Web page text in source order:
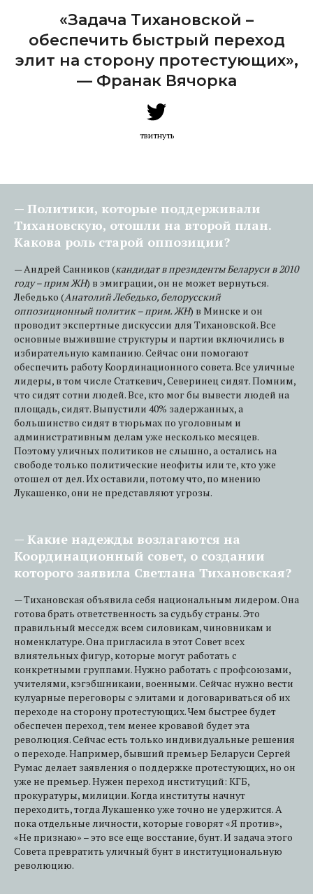
«Задача Тихановской –
обеспечить быстрый переход
элит на сторону протестующих»,
— Франак Вячорка
твитнуть
— Политики, которые поддерживали
Тихановскую, отошли на второй план.
Какова роль старой оппозиции?
— Андрей Санников (кандидат в президенты Беларуси в 2010
году – прим ЖН) в эмиграции, он не может вернуться.
Лебедько (Анатолий Лебедько, белорусский
оппозиционный политик – прим. ЖН) в Минске и он
проводит экспертные дискуссии для Тихановской. Все
основные выжившие структуры и партии включились в
избирательную кампанию. Сейчас они помогают
обеспечить работу Координационного совета. Все уличные
лидеры, в том числе Статкевич, Северинец сидят. Помним,
что сидят сотни людей. Все, кто мог бы вывести людей на
площадь, сидят. Выпустили 40% задержанных, а
большинство сидят в тюрьмах по уголовным и
административным делам уже несколько месяцев.
Поэтому уличных политиков не слышно, а остались на
свободе только политические неофиты или те, кто уже
отошел от дел. Их оставили, потому что, по мнению
Лукашенко, они не представляют угрозы.
— Какие надежды возлагаются на
Координационный совет, о создании
которого заявила Светлана Тихановская?
— Тихановская объявила себя национальным лидером. Она
готова брать ответственность за судьбу страны. Это
правильный месседж всем силовикам, чиновникам и
номенклатуре. Она пригласила в этот Совет всех
влиятельных фигур, которые могут работать с
конкретными группами. Нужно работать с профсоюзами,
учителями, кэгэбшникаии, военными. Сейчас нужно вести
кулуарные переговоры с элитами и договариваться об их
переходе на сторону протестующих. Чем быстрее будет
обеспечен переход, тем менее кровавой будет эта
революция. Сейчас есть только индивидуальные решения
о переходе. Например, бывший премьер Беларуси Сергей
Румас делает заявления о поддержке протестующих, но он
уже не премьер. Нужен переход институций: КГБ,
прокуратуры, милиции. Когда институты начнут
переходить, тогда Лукашенко уже точно не удержится. А
пока отдельные личности, которые говорят «Я против»,
«Не признаю» – это все еще восстание, бунт. И задача этого
Совета превратить уличный бунт в институциональную
революцию.